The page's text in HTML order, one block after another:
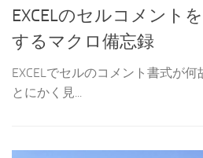
EXCELのセルコメント
するマクロ備忘録
EXCELでセルのコメント書式が何
とにかく見...